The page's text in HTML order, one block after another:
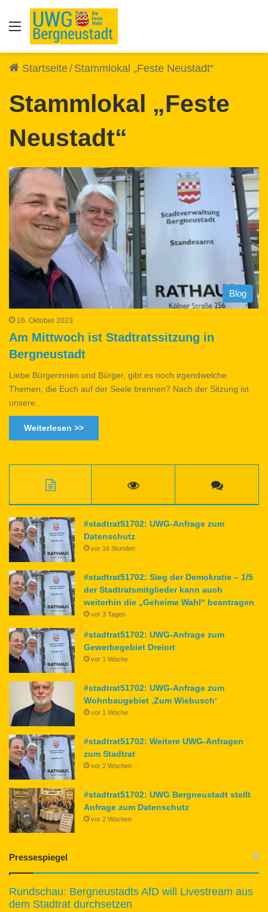
Auswahl
Startseite/ Stammlokal „Feste Neustadt“
Stammlokal „Feste
Neustadt“
Blog
16. Oktober 2023
Am Mittwoch ist Stadtratssitzung in
Bergneustadt
Liebe Bürgerinnen und Bürger, gibt es noch irgendwelche
Themen, die Euch auf der Seele brennen? Nach der Sitzung ist
unsere…
Weiterlesen >>
#stadtrat51702: UWG-Anfrage zum
Datenschutz
vor 16 Stunden
#stadtrat51702: Sieg der Demokratie – 1/5
der Stadtratsmitglieder kann auch
weiterhin die „Geheime Wahl“ beantragen
vor 3 Tagen
#stadtrat51702: UWG-Anfrage zum
Gewerbegebiet Dreiort
vor 1 Woche
#stadtrat51702: UWG-Anfrage zum
Wohnbaugebiet ‚Zum Wiebusch‘
vor 1 Woche
#stadtrat51702: Weitere UWG-Anfragen
zum Stadtrat
vor 2 Wochen
#stadtrat51702: UWG Bergneustadt stellt
Anfrage zum Datenschutz
vor 2 Wochen
Pressespiegel
Rundschau: Bergneustadts AfD will Livestream aus
dem Stadtrat durchsetzen